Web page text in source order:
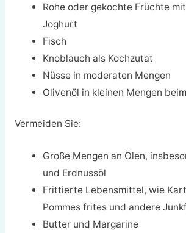
Rohe oder gekochte Früchte
Joghurt
Fisch
Knoblauch als Kochzutat
Nüsse in moderaten Mengen
Olivenöl in kleinen Mengen
Vermeiden Sie:
Große Mengen an Ölen,
und Erdnussöl
Frittierte Lebensmittel, wie
Pommes frites und andere
Butter und Margarine